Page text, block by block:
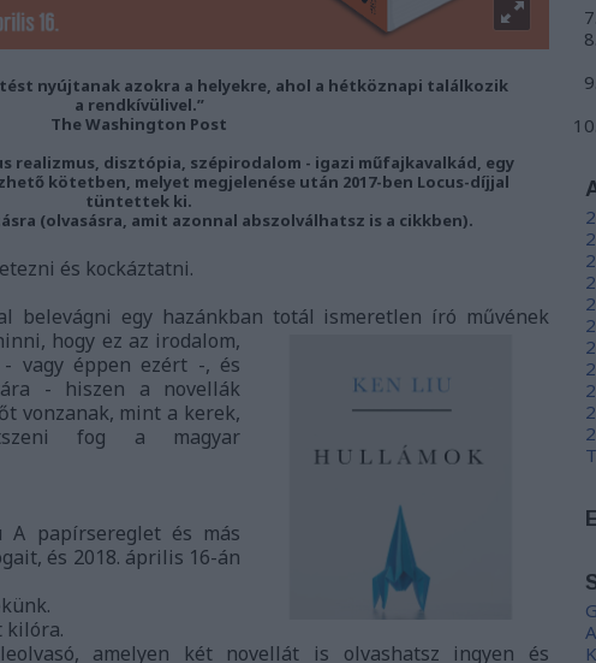
nyújtanak azokra a helyekre, ahol a hétköznapi találkozik
a rendkívülivel.”
The Washington Post
realizmus, disztópia, szépirodalom - igazi műfajkavalkád, egy
kötetben, melyet megjelenése után 2017-ben Locus-díjjal
tüntettek ki.
(olvasásra, amit azonnal abszolválhatsz is a cikkben).
és kockáztatni.
belevágni egy hazánkban totál ismeretlen író művének
hogy ez az irodalom,
vagy éppen ezért -, és
- hiszen a novellák
vonzanak, mint a kerek,
fog a magyar
A papírsereglet és más
és 2018. április 16-án
kilóra.
amelyen két novellát is olvashatsz ingyen és